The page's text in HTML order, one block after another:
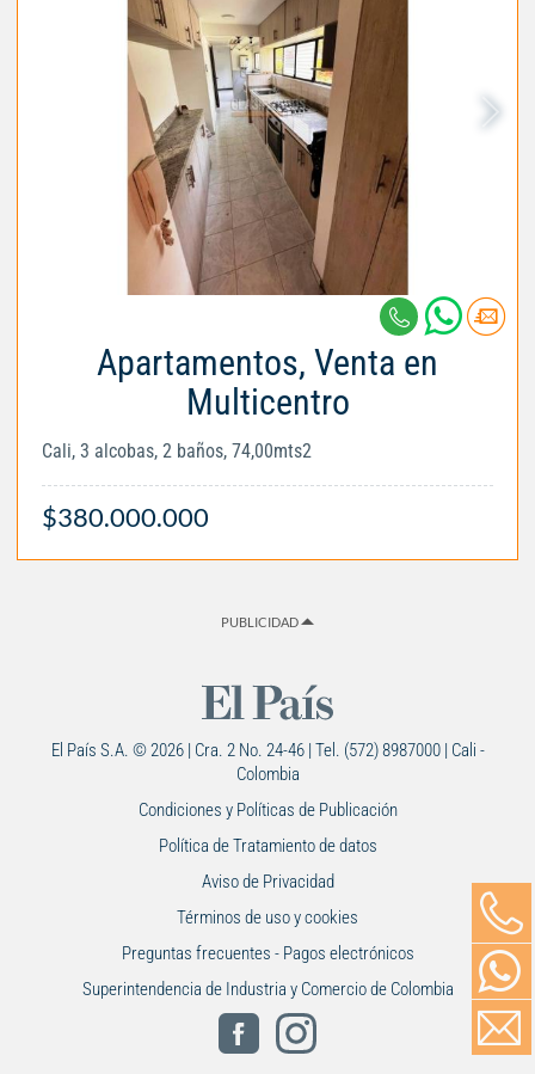
Apartamentos, Venta en
Multicentro
Cali, 3 alcobas, 2 baños, 74,00mts2
$380.000.000
PUBLICIDAD
El País S.A. © 2026 | Cra. 2 No. 24-46 | Tel. (572) 8987000 | Cali -
Colombia
Condiciones y Políticas de Publicación
Política de Tratamiento de datos
Aviso de Privacidad
Términos de uso y cookies
Preguntas frecuentes - Pagos electrónicos
Superintendencia de Industria y Comercio de Colombia